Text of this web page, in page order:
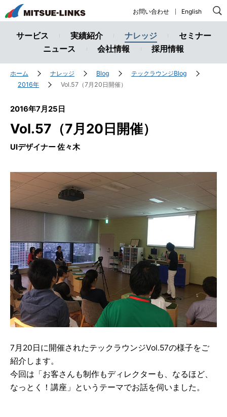
式
会
エ
ン
お問い合わせ English
サービス 実績紹介 ナレッジ
セミナー
ニュース
会社情報 採用情報
ホーム ナレッジ Blog
テックラウンジBlog
2016年
Vol.57（7月20日開催）
2016年7月25日
Vol.57（7月20日開催）
UIデザイナー 佐々木
7月20日に開催されたテックラウンジVol.57の様子をご
紹介します。
今回は「お客さんも制作もディレクターも、なるほど、
なっとく！講座」というテーマでお話を伺いました。